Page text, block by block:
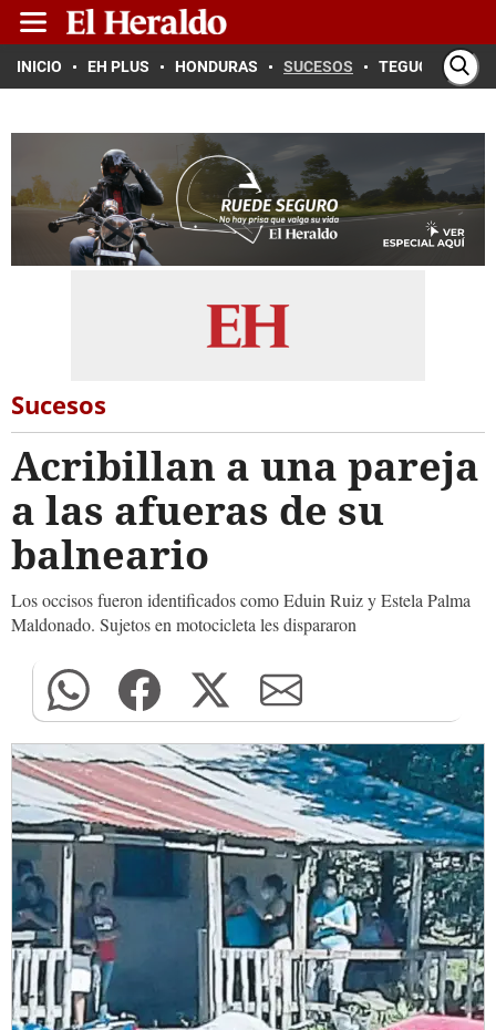
INICIO EH PLUS HONDURAS SUCESOS TEGUCIGALPA
Sucesos
Acribillan a una pareja
a las afueras de su
balneario
Los occisos fueron identificados como Eduin Ruiz y Estela Palma
Maldonado. Sujetos en motocicleta les dispararon